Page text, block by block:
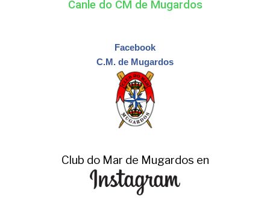
Canle do CM de Mugardos
Facebook
C.M. de Mugardos
Club do Mar de Mugardos en